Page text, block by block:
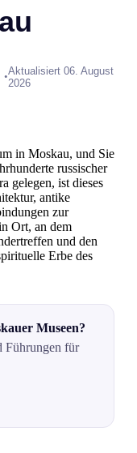
•Aktualisiert 06. August
2026
in Moskau, und Sie
russischer
gelegen, ist dieses
antike
zur
Ort, an dem
und den
Erbe des
Museen?
Führungen für